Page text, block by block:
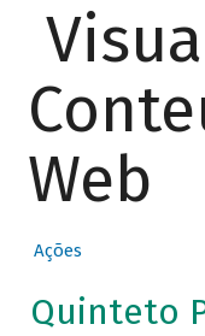
Web
Ações
Quinteto